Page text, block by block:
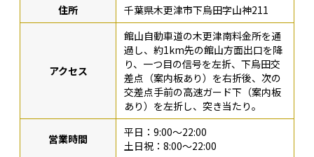
住所
千葉県木更津市下烏田字山神211
アクセス
館山自動車道の木更津南料金所を通
過し、約1km先の館山方面出口を降
り、一つ目の信号を左折、下烏田交
差点（案内板あり）を右折後、次の
交差点手前の高速ガード下（案内板
あり）を左折し、突き当たり。
営業時間
平日：9:00～22:00
土日祝：8:00～22:00